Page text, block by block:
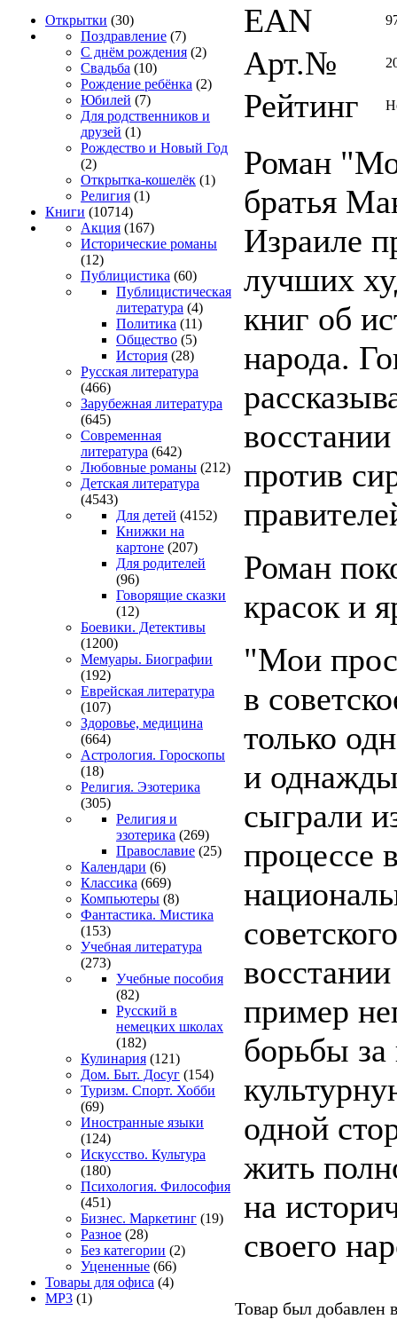
Открытки (30)
Поздравление (7)
С днём рождения (2)
Свадьба (10)
Рождение ребёнка (2)
Юбилей (7)
Для родственников и
друзей (1)
Рождество и Новый Год
(2)
Открытка-кошелёк (1)
Религия (1)
Книги (10714)
Акция (167)
Исторические романы
(12)
Публицистика (60)
Публицистическая
литература (4)
Политика (11)
Общество (5)
История (28)
Русская литература
(466)
Зарубежная литература
(645)
Современная
литература (642)
Любовные романы (212)
Детская литература
(4543)
Для детей (4152)
Книжки на
картоне (207)
Для родителей
(96)
Говорящие сказки
(12)
Боевики. Детективы
(1200)
Мемуары. Биографии
(192)
Еврейская литература
(107)
Здоровье, медицина
(664)
Астрология. Гороскопы
(18)
Религия. Эзотерика
(305)
Религия и
эзотерика (269)
Православие (25)
Календари (6)
Классика (669)
Компьютеры (8)
Фантастика. Мистика
(153)
Учебная литература
(273)
Учебные пособия
(82)
Русский в
немецких школах
(182)
Кулинария (121)
Дом. Быт. Досуг (154)
Туризм. Спорт. Хобби
(69)
Иностранные языки
(124)
Искусство. Культура
(180)
Психология. Философия
(451)
Бизнес. Маркетинг (19)
Разное (28)
Без категории (2)
Уцененные (66)
Товары для офиса (4)
MP3 (1)
EAN
Арт.№
Рейтинг
Роман
братья
Израиле
лучших
книг об
народа.
против
Роман
красок и
"Мои
в
только
и
сыграли
процессе
пример
борьбы
одной
жить
на
своего
Товар был добавлен